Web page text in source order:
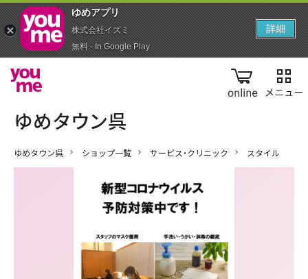
online
ゆめタウン呉 ショップ一覧 サービス・クリニック スタイル
ゆめアプ‪リ‬
株式会社イズミ
無料 - In Google Play
詳細